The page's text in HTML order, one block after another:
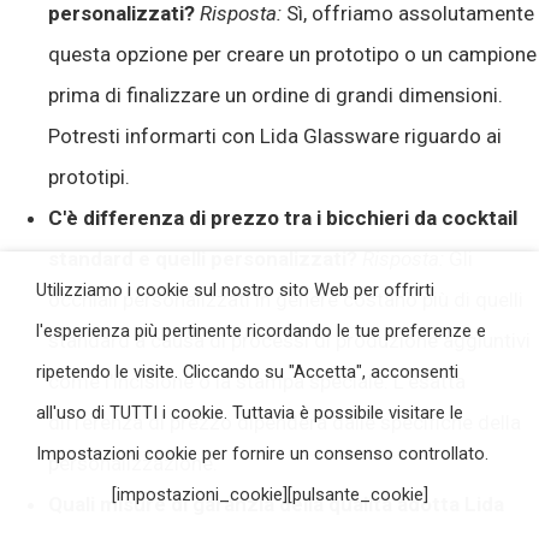
personalizzati? Risposta: Sì, offriamo assolutamente
questa opzione per creare un prototipo o un campione
prima di finalizzare un ordine di grandi dimensioni.
Potresti informarti con Lida Glassware riguardo ai
prototipi.
C'è differenza di prezzo tra i bicchieri da cocktail
occhiali personalizzati in genere costano più di quelli
standard a causa di processi di produzione aggiuntivi
come l'incisione o la stampa speciale. L'esatta
differenza di prezzo dipenderà dalle specifiche della
personalizzazione.
Quali misure di garanzia della qualità adotta Lida
Utilizziamo i cookie sul nostro sito Web per offrirti
l'esperienza più pertinente ricordando le tue preferenze e
ripetendo le visite. Cliccando su "Accetta", acconsenti
all'uso di TUTTI i cookie. Tuttavia è possibile visitare le
Impostazioni cookie per fornire un consenso controllato.
[impostazioni_cookie][pulsante_cookie]